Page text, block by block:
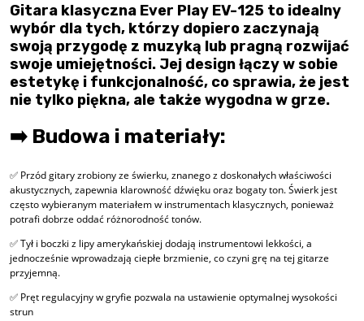
Gitara klasyczna Ever Play EV-125 to idealny
wybór dla tych, którzy dopiero zaczynają
swoją przygodę z muzyką lub pragną rozwijać
swoje umiejętności. Jej design łączy w sobie
estetykę i funkcjonalność, co sprawia, że jest
nie tylko piękna, ale także wygodna w grze.
➡️ Budowa i materiały:
✅ Przód gitary zrobiony ze świerku, znanego z doskonałych właściwości
akustycznych, zapewnia klarowność dźwięku oraz bogaty ton. Świerk jest
często wybieranym materiałem w instrumentach klasycznych, ponieważ
potrafi dobrze oddać różnorodność tonów.
✅ Tył i boczki z lipy amerykańskiej dodają instrumentowi lekkości, a
jednocześnie wprowadzają ciepłe brzmienie, co czyni grę na tej gitarze
przyjemną.
✅ Pręt regulacyjny w gryfie pozwala na ustawienie optymalnej wysokości
strun